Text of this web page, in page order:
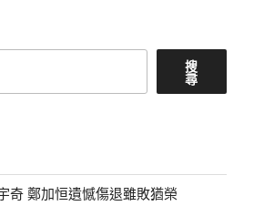
搜
尋
奇 鄭加恒遺憾傷退雖敗猶榮